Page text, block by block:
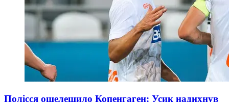
Полісся ошелешило Копенгаген: Усик надихнув